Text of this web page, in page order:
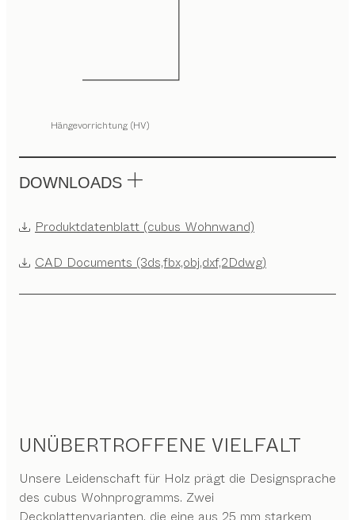
Hängevorrichtung (HV)
DOWNLOADS
Produktdatenblatt (cubus Wohnwand)
CAD Documents (3ds,fbx,obj,dxf,2Ddwg)
UNÜBERTROFFENE VIELFALT
Unsere Leidenschaft für Holz prägt die Designsprache
des cubus Wohnprogramms. Zwei